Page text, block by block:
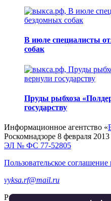
В июле специалисты
собак
Пруды рыбхоза
государству
Информационное агентство «
Роскомнадзоре 8 февраля
ЭЛ № ФС 77-52805
Пользовательское
vyksa.rf@mail.ru
Разработка и продвижение —